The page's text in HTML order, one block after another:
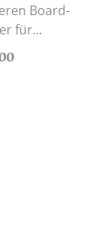
Board-
für...